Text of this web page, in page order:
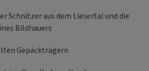
Schnitzer aus dem Liesertal und die
Bildhauers
Gepäckträgern